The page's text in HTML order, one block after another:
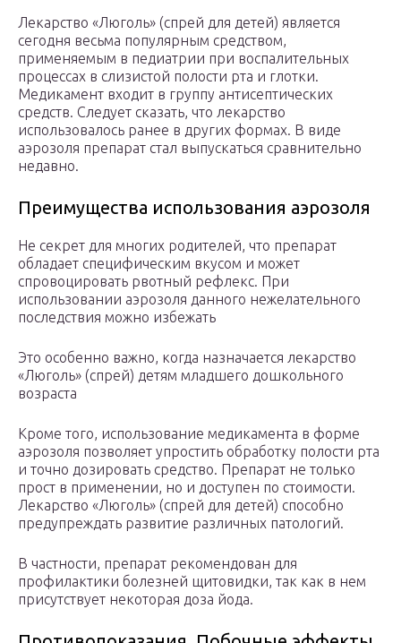
Лекарство «Люголь» (спрей для детей) является
сегодня весьма популярным средством,
применяемым в педиатрии при воспалительных
процессах в слизистой полости рта и глотки.
Медикамент входит в группу антисептических
средств. Следует сказать, что лекарство
использовалось ранее в других формах. В виде
аэрозоля препарат стал выпускаться сравнительно
недавно.
Преимущества использования аэрозоля
Не секрет для многих родителей, что препарат
обладает специфическим вкусом и может
спровоцировать рвотный рефлекс. При
использовании аэрозоля данного нежелательного
последствия можно избежать
Это особенно важно, когда назначается лекарство
«Люголь» (спрей) детям младшего дошкольного
возраста
Кроме того, использование медикамента в форме
аэрозоля позволяет упростить обработку полости рта
и точно дозировать средство. Препарат не только
прост в применении, но и доступен по стоимости.
Лекарство «Люголь» (спрей для детей) способно
предупреждать развитие различных патологий.
В частности, препарат рекомендован для
профилактики болезней щитовидки, так как в нем
присутствует некоторая доза йода.